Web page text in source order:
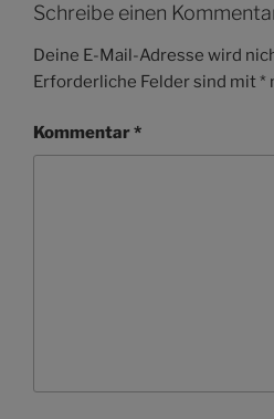
Schreibe einen
Deine E-Mail-Adresse wird
Erforderliche Felder sind mit*
Kommentar*